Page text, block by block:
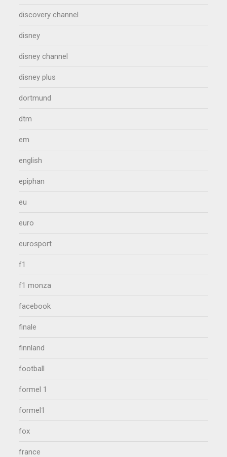
discovery channel
disney
disney channel
disney plus
dortmund
dtm
em
english
epiphan
eu
euro
eurosport
f1
f1 monza
facebook
finale
finnland
football
formel 1
formel1
fox
france